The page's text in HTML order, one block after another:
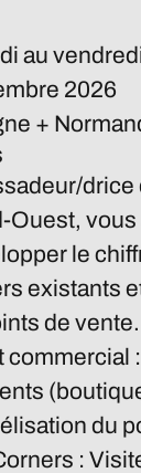
au
2026
+
drice
Ouest,
le
existants
de vente.
commercial :
du
: